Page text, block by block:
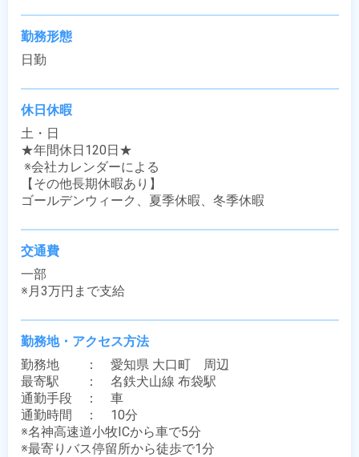
勤務形態
日勤
休日休暇
土・日
★年間休日120日★
【その他長期休暇あり】
ゴールデンウィーク、夏季休暇、冬季休暇
交通費
一部
※月3万円まで支給
勤務地・アクセス方法
勤務地　　：　愛知県 大口町　周辺
最寄駅　　：　名鉄犬山線 布袋駅
通勤手段　：　車
通勤時間　：　10分
※名神高速道小牧ICから車で5分
※最寄りバス停留所から徒歩で1分